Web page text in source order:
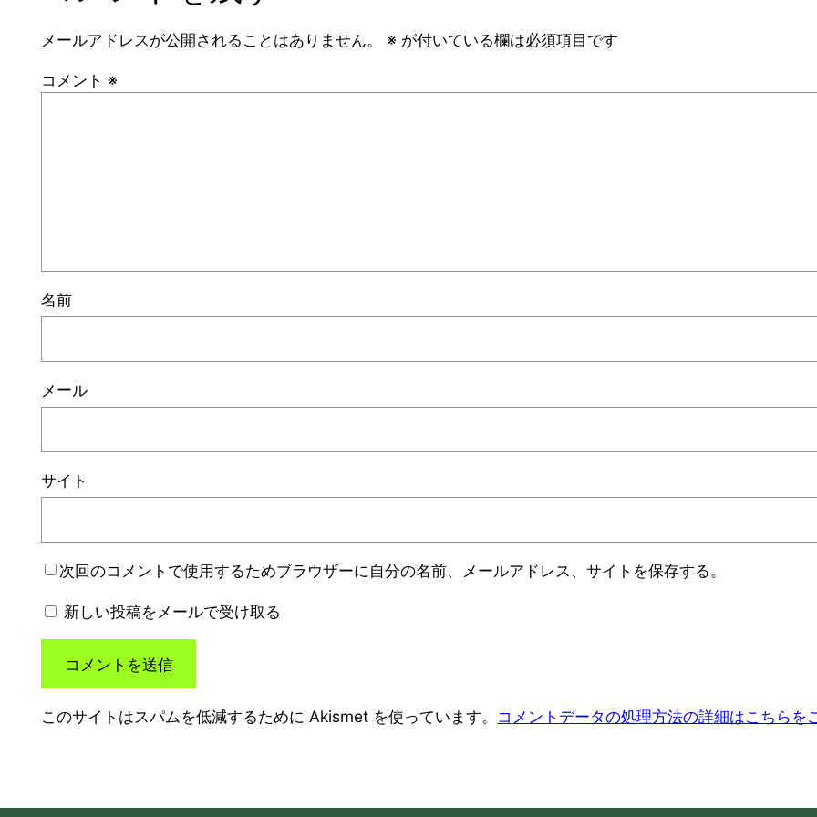
メールアドレスが公開されることはありません。 ※ が付いている欄は必須項目です
コメント ※
名前
メール
サイト
次回のコメントで使用するためブラウザーに自分の名前、メールアドレス、サイトを保存する。
新しい投稿をメールで受け取る
このサイトはスパムを低減するために Akismet を使っています。 コメントデータの処理方法の詳細はこちらを